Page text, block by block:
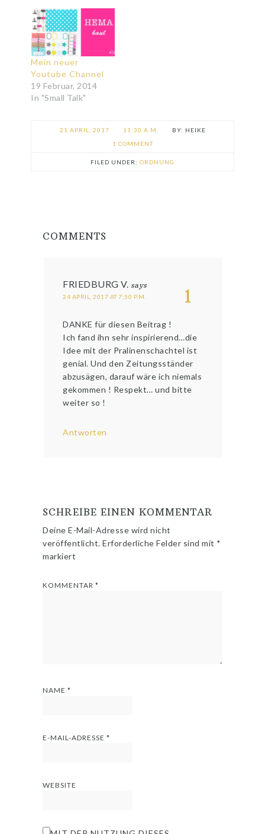
Mein neuer
Youtube Channel
19 Februar, 2014
In "Small Talk"
21 APRIL, 2017 11:30 A.M.
HEIKE
1 COMMENT
FILED UNDER: ORDNUNG
COMMENTS
1
FRIEDBURG V. says
24 APRIL, 2017 AT 7:50 P.M.
DANKE für diesen Beitrag !
Ich fand ihn sehr inspirierend…die
Idee mit der Pralinenschachtel ist
genial. Und den Zeitungsständer
abzusägen, darauf wäre ich niemals
gekommen ! Respekt… und bitte
weiter so !
Antworten
SCHREIBE EINEN KOMMENTAR
Deine E-Mail-Adresse wird nicht
veröffentlicht. Erforderliche Felder sind mit *
markiert
KOMMENTAR*
NAME*
E-MAIL-ADRESSE*
WEBSITE